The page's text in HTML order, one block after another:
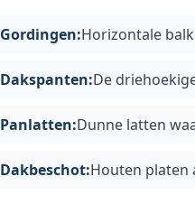
Gordingen:Horizontale
Dakspanten:De
Panlatten:Dunne latten
Dakbeschot:Houten platen